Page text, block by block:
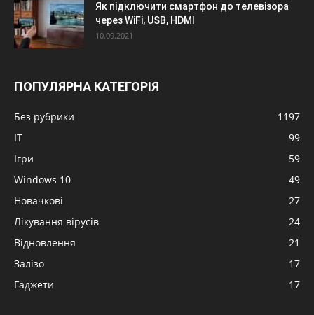
Як підключити смартфон до телевізора
через WiFi, USB, HDMI
10.09.2021
ПОПУЛЯРНА КАТЕГОРІЯ
Без рубрики
1197
IT
99
Ігри
59
Windows 10
49
Новачкові
27
Лікування вірусів
24
Відновлення
21
Залізо
17
Гаджети
17